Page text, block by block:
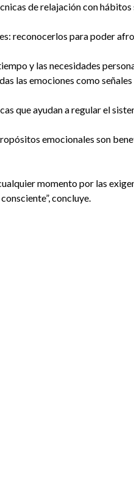
de relajación con hábitos
reconocerlos para poder
y las necesidades
las emociones como
que ayudan a regular el
emocionales son
momento por las
concluye.